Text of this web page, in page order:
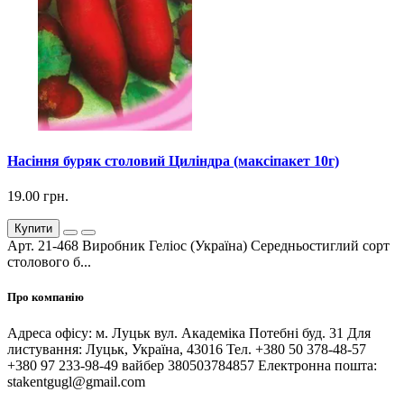
Насіння буряк столовий Циліндра (максіпакет 10г)
19.00 грн.
Купити
Арт. 21-468 Виробник Геліос (Україна) Середньостиглий сорт
столового б...
Про компанію
Адреса офісу: м. Луцьк вул. Академіка Потебні буд. 31 Для
листування: Луцьк, Україна, 43016 Тел. +380 50 378-48-57
+380 97 233-98-49 вайбер 380503784857 Електронна пошта:
stakentgugl@gmail.com